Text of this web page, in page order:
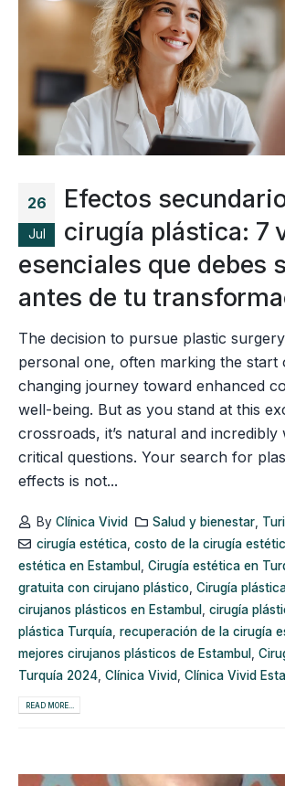
26
Jul
Efectos
cirugía plástica: 7
esenciales que debes
antes de tu
The decision to pursue plastic
personal one, often marking the start
changing journey toward enhanced
well-being. But as you stand at this
crossroads, it’s natural and incredibly
critical questions. Your search for
effects is not...
By Clínica Vivid Salud y bienestar
cirugía estética, costo de la cirugía
estética en Estambul
Cirugía estética en
gratuita con cirujano plástico Cirugía
cirujanos plásticos en Estambul
cirugía
plástica Turquía recuperación de la cirugía
mejores cirujanos plásticos de Estambul
Turquía 2024 Clínica Vivid Clínica Vivid
READ MORE...